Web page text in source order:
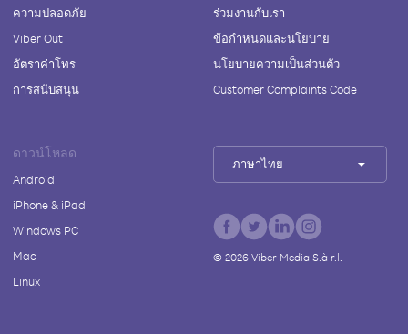
ความปลอดภัย
Viber Out
อัตราค่าโทร
การสนับสนุน
ร่วมงานกับเรา
ข้อกำหนดและนโยบาย
นโยบายความเป็นส่วนตัว
Customer Complaints Code
ดาวน์โหลด
Android
iPhone & iPad
Windows PC
Mac
Linux
ภาษาไทย
© 2026Viber Media S.à r.l.